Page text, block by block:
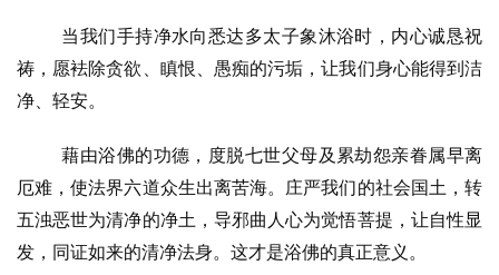
益
慈
佛
教
人
物
登录 注册
当我们手持净水向悉达多太子象沐浴时，内心诚恳祝
祷，愿袪除贪欲、瞋恨、愚痴的污垢，让我们身心能得到洁
净、轻安。
藉由浴佛的功德，度脱七世父母及累劫怨亲眷属早离
厄难，使法界六道众生出离苦海。庄严我们的社会国土，转
五浊恶世为清净的净土，导邪曲人心为觉悟菩提，让自性显
发，同证如来的清净法身。这才是浴佛的真正意义。